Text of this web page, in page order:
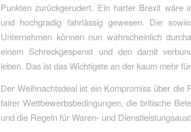
Punkten zurückgerudert. Ein harter Brexit wäre
und hochgradig fahrlässig gewesen. Die
Unternehmen können nun wahrscheinlich
einem Schreckgespenst und den damit
leben. Das ist das Wichtigste an der kaum mehr
Der Weihnachtsdeal ist ein Kompromiss über die
fairer Wettbewerbsbedingungen, die britische
und die Regeln für Waren- und